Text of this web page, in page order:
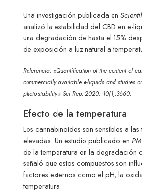
Una investigación publicada en
analizó la estabilidad del CBD en e-
una degradación de hasta el 15%
de exposición a luz natural a
Referencia: «Quantification of the content of
commercially available e-liquids and studies
photo-stability.» Sci Rep. 2020, 10(1):3660.
Efecto de la temperatura
Los cannabinoides son sensibles a las
elevadas. Un estudio publicado en
de la temperatura en la degradación
señaló que estos compuestos son
factores externos como el pH, la
temperatura.